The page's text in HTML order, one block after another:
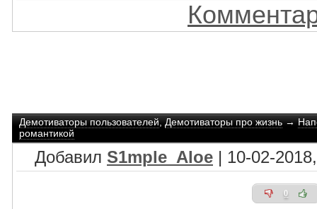
Демотиваторы пользователей,Демотиваторы про жизнь→
романтикой
Добавил S1mple_Aloe | 10-02-
0